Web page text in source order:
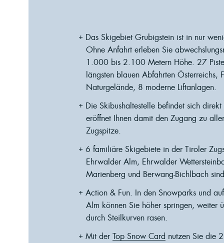
Das Skigebiet Grubigstein ist in nur
Ohne Anfahrt erleben Sie
1.000 bis 2.100 Metern Höhe. 27
längsten blauen Abfahrten Österreichs,
Naturgelände, 8 moderne Liftanlagen.
Die Skibushaltestelle befindet sich
eröffnet Ihnen damit den Zugang zu
Zugspitze.
6 familiäre Skigebiete in der Tiroler
Ehrwalder Alm, Ehrwalder
Marienberg und Berwang-Bichlbach
Action & Fun. In den Snowparks und
Alm können Sie höher springen, weiter
durch Steilkurven rasen.
Mit der Top Snow Card nutzen Sie die